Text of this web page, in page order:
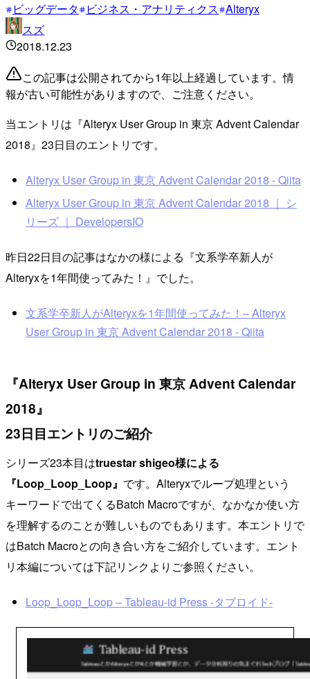
ビッグデータ
ビジネス・アナリティクス Alteryx
スズ
2018.12.23
この記事は公開されてから1年以上経過しています。情
報が古い可能性がありますので、ご注意ください。
当エントリは『Alteryx User Group in 東京 Advent Calendar
2018』23日目のエントリです。
Alteryx User Group in 東京 Advent Calendar 2018 - Qiita
Alteryx User Group in 東京 Advent Calendar 2018 ｜ シ
リーズ ｜ DevelopersIO
昨日22日目の記事はなかの様による『文系学卒新人が
Alteryxを1年間使ってみた！』でした。
文系学卒新人がAlteryxを1年間使ってみた！– Alteryx
User Group in 東京 Advent Calendar 2018 - Qiita
『Alteryx User Group in 東京 Advent Calendar
2018』
23日目エントリのご紹介
シリーズ23本目はtruestar shigeo様による
『Loop_Loop_Loop』 です。Alteryxでループ処理という
キーワードで出てくるBatch Macroですが、なかなか使い方
を理解するのことが難しいものでもあります。本エントリで
はBatch Macroとの向き合い方をご紹介しています。エント
リ本編については下記リンクよりご参照ください。
Loop_Loop_Loop – Tableau-id Press -タブロイド-